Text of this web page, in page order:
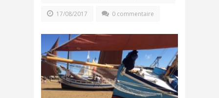
17/08/2017 0 commentaire